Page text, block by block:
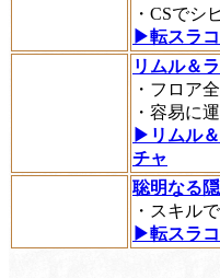
・CSでシ
▶転スラ
リムル＆
・フロア
・容易に
▶リムル
チャ
聡明なる
・スキル
▶転スラ